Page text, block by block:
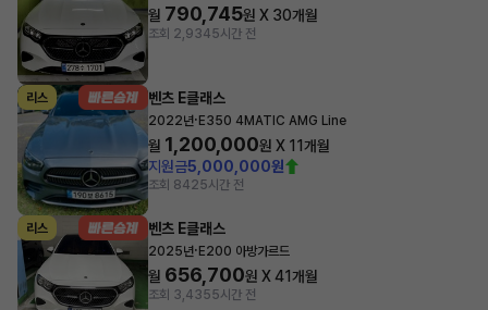
월 790,745원 X 30개월
조회 2,9345시간 전
리스 벤츠 E클래스
2022년·E350 4MATIC AMG Line
월 1,200,000원 X 11개월
지원금5,000,000원
조회 8425시간 전
리스 벤츠 E클래스
2025년·E200 아방가르드
월 656,700원 X41개월
조회 3,4355시간 전